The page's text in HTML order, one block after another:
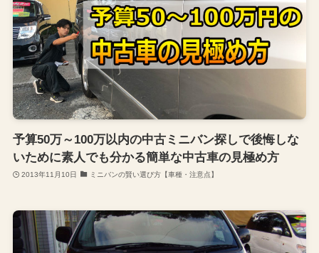
予算50万～100万以内の中古ミニバン探しで後悔しな
いために素人でも分かる簡単な中古車の見極め方
2013年11月10日 ミニバンの賢い選び方【車種・注意点】